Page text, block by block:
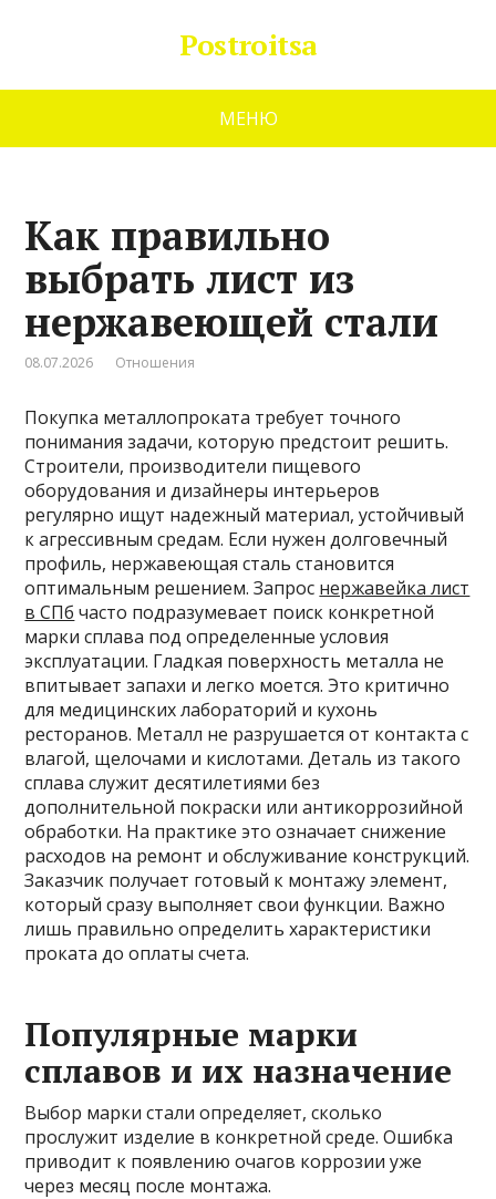
Postroitsa
МЕНЮ
Как правильно
выбрать лист из
нержавеющей стали
08.07.2026 Отношения
Покупка металлопроката требует точного
понимания задачи, которую предстоит решить.
Строители, производители пищевого
оборудования и дизайнеры интерьеров
регулярно ищут надежный материал, устойчивый
к агрессивным средам. Если нужен долговечный
профиль, нержавеющая сталь становится
оптимальным решением. Запрос нержавейка лист
в СПб часто подразумевает поиск конкретной
марки сплава под определенные условия
эксплуатации. Гладкая поверхность металла не
впитывает запахи и легко моется. Это критично
для медицинских лабораторий и кухонь
ресторанов. Металл не разрушается от контакта с
влагой, щелочами и кислотами. Деталь из такого
сплава служит десятилетиями без
дополнительной покраски или антикоррозийной
обработки. На практике это означает снижение
расходов на ремонт и обслуживание конструкций.
Заказчик получает готовый к монтажу элемент,
который сразу выполняет свои функции. Важно
лишь правильно определить характеристики
проката до оплаты счета.
Популярные марки
сплавов и их назначение
Выбор марки стали определяет, сколько
прослужит изделие в конкретной среде. Ошибка
приводит к появлению очагов коррозии уже
через месяц после монтажа.